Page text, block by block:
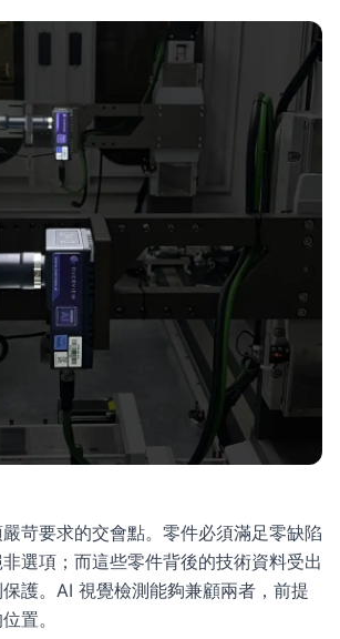
苛要求的交會點。零件必須滿足零缺陷
選項；而這些零件背後的技術資料受出
護。AI 視覺檢測能夠兼顧兩者，前提
置。